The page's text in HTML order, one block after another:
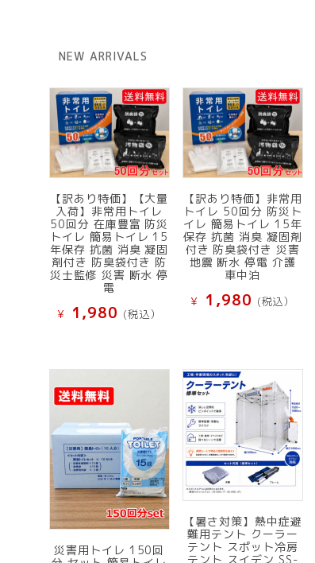
た。
で
す。
NEW ARRIVALS
【訳あり特価】【大量
入荷】非常用トイレ
50回分 在庫豊富 防災
トイレ 簡易トイレ 15
年保存 抗菌 消臭 凝固
剤付き 防臭袋付き 防
災士監修 災害 断水 停
電
¥ 1,980 (税込）
【訳あり特価】非常用
トイレ 50回分 防災ト
イレ 簡易トイレ 15年
保存 抗菌 消臭 凝固剤
付き 防臭袋付き 災害
地震 断水 停電 介護
車中泊
¥ 1,980 (税込）
災害用トイレ 150回
【暑さ対策】熱中症避
難用テント クーラー
テント スポット冷房
テント スイデン SS-